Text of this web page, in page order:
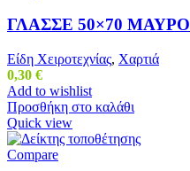
ΓΛΑΣΣΕ 50×70 ΜΑΥΡΟ
Είδη Χειροτεχνίας, Χαρτιά
0,30 €
Add to wishlist
Προσθήκη στο καλάθι
Quick view
Compare